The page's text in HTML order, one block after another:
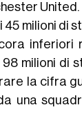
United.
milioni di
inferiori
milioni di
la cifra
una